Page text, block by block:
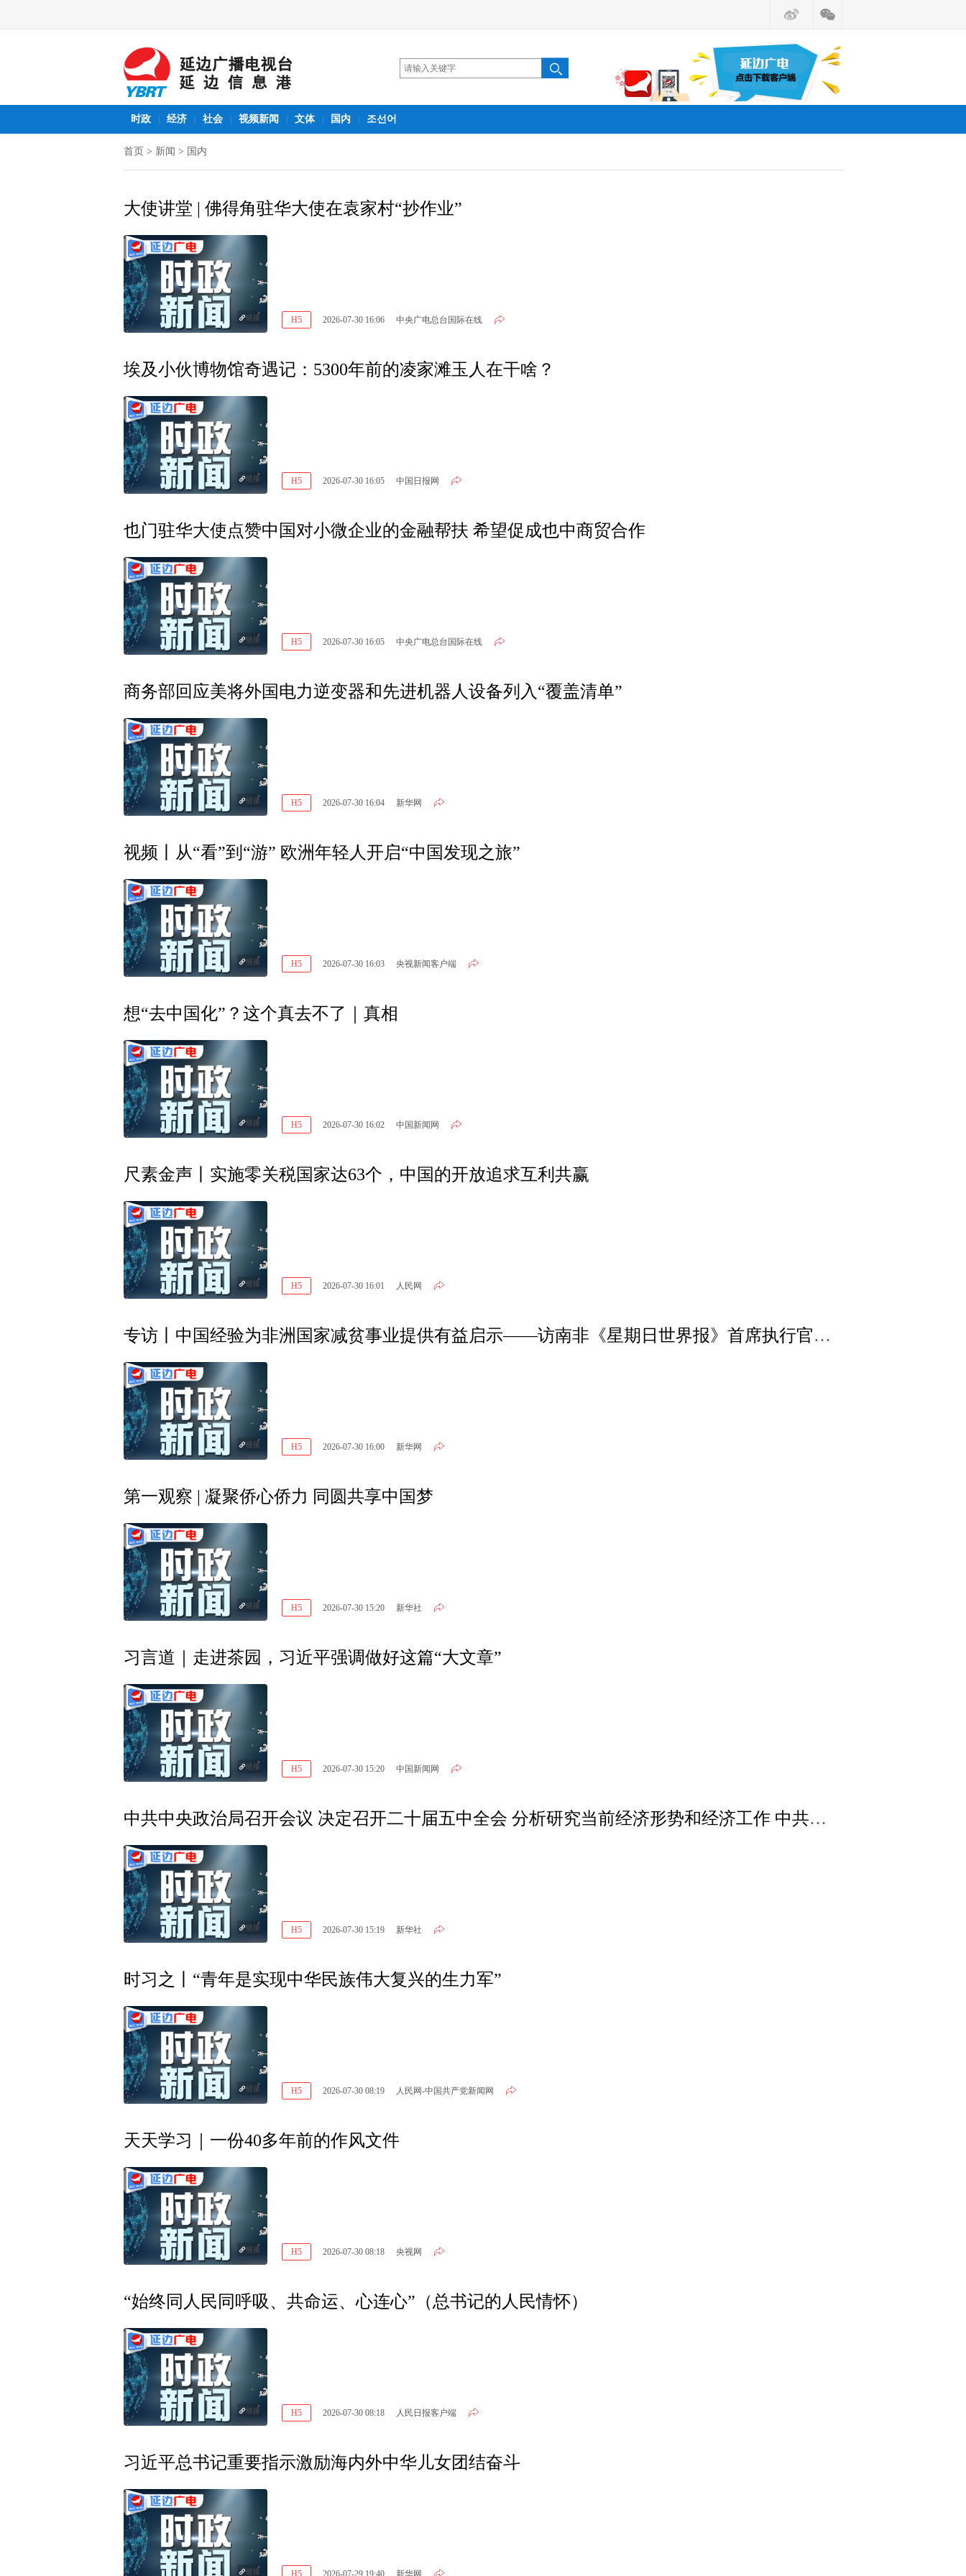
时政 经济 社会 视频新闻 文体 国内 조선어
首页 > 新闻 > 国内
大使讲堂 | 佛得角驻华大使在袁家村“抄作业”
链接 H5 2026-07-30 16:06 中央广电总台国际在线
埃及小伙博物馆奇遇记：5300年前的凌家滩玉人在干啥？
链接 H5 2026-07-30 16:05 中国日报网
也门驻华大使点赞中国对小微企业的金融帮扶 希望促成也中商贸合作
链接 H5 2026-07-30 16:05 中央广电总台国际在线
商务部回应美将外国电力逆变器和先进机器人设备列入“覆盖清单”
链接 H5 2026-07-30 16:04 新华网
视频丨从“看”到“游” 欧洲年轻人开启“中国发现之旅”
链接 H5 2026-07-30 16:03 央视新闻客户端
想“去中国化”？这个真去不了｜真相
链接 H5 2026-07-30 16:02 中国新闻网
尺素金声丨实施零关税国家达63个，中国的开放追求互利共赢
链接 H5 2026-07-30 16:01 人民网
专访丨中国经验为非洲国家减贫事业提供有益启示——访南非《星期日世界报》首席执行官贝利
链接 H5 2026-07-30 16:00 新华网
第一观察 | 凝聚侨心侨力 同圆共享中国梦
链接 H5 2026-07-30 15:20 新华社
习言道｜走进茶园，习近平强调做好这篇“大文章”
链接 H5 2026-07-30 15:20 中国新闻网
中共中央政治局召开会议 决定召开二十届五中全会 分析研究当前经济形势和经济工作 中共中央总书记习近平主持会议
链接 H5 2026-07-30 15:19 新华社
时习之丨“青年是实现中华民族伟大复兴的生力军”
链接 H5 2026-07-30 08:19 人民网-中国共产党新闻网
天天学习｜一份40多年前的作风文件
链接 H5 2026-07-30 08:18 央视网
“始终同人民同呼吸、共命运、心连心”（总书记的人民情怀）
链接 H5 2026-07-30 08:18 人民日报客户端
习近平总书记重要指示激励海内外中华儿女团结奋斗
链接 H5 2026-07-29 19:40 新华网